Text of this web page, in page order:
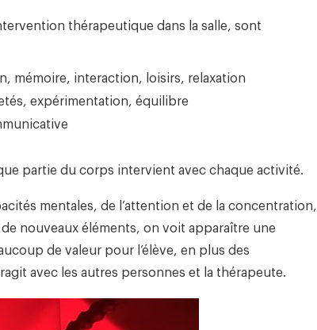
thérapeutique dans la salle, sont
mémoire, interaction, loisirs, relaxation
expérimentation, équilibre
partie du corps intervient avec chaque activité.
mentales, de l’attention et de la concentration,
nouveaux éléments, on voit apparaître une
de valeur pour l’élève, en plus des
avec les autres personnes et la thérapeute.